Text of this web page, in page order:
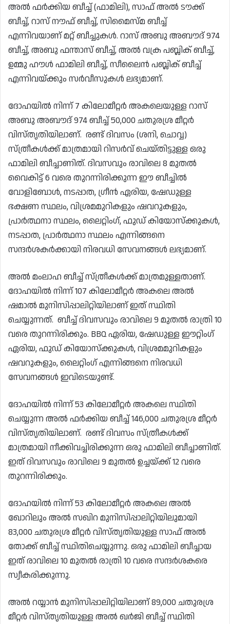
അൽ ഫർക്കിയ ബീച്ച് (ഫാമിലി), സാഫ് അൽ ടൗക്ക്
ബീച്ച്, റാസ് നൗഫ് ബീച്ച്, സിമൈസ്മ ബീച്ച്
എന്നിവയാണ് മറ്റ് ബീച്ചുകൾ. റാസ് അബു അബൗദ് 974
ബീച്ച്, അബു ഫന്താസ് ബീച്ച്, അൽ വക്ര പബ്ലിക് ബീച്ച്,
ഉമ്മു ഹൗൾ ഫാമിലി ബീച്ച്, സീലൈൻ പബ്ലിക് ബീച്ച്
എന്നിവയ്ക്കും സർവീസുകൾ ലഭ്യമാണ്.
ദോഹയിൽ നിന്ന് 7 കിലോമീറ്റർ അകലെയുള്ള റാസ്
അബു അബൗദ് 974 ബീച്ച് 50,000 ചതുരശ്ര മീറ്റർ
വിസ്തൃതിയിലാണ്. രണ്ട് ദിവസം (ശനി, ചൊവ്വ)
സ്ത്രീകൾക്ക് മാത്രമായി റിസർവ് ചെയ്തിട്ടുള്ള ഒരു
ഫാമിലി ബീച്ചാണിത്. ദിവസവും രാവിലെ 8 മുതൽ
വൈകിട്ട് 6 വരെ തുറന്നിരിക്കുന്ന ഈ ബീച്ചിൽ
വോളിബോൾ, നടപ്പാത, ഗ്രീൻ ഏരിയ, ഷേഡുള്ള
ഭക്ഷണ സ്ഥലം, വിശ്രമമുറികളും ഷവറുകളും,
പ്രാർത്ഥനാ സ്ഥലം, ലൈറ്റിംഗ്, ഫുഡ് കിയോസ്‌ക്കുകൾ,
നടപ്പാത, പ്രാർത്ഥനാ സ്ഥലം എന്നിങ്ങനെ
സന്ദർശകർക്കായി നിരവധി സേവനങ്ങൾ ലഭ്യമാണ്.
അൽ മംലാഹ ബീച്ച് സ്ത്രീകൾക്ക് മാത്രമുള്ളതാണ്.
ദോഹയിൽ നിന്ന് 107 കിലോമീറ്റർ അകലെ അൽ
ഷമാൽ മുനിസിപ്പാലിറ്റിയിലാണ് ഇത് സ്ഥിതി
ചെയ്യുന്നത്. ബീച്ച് ദിവസവും രാവിലെ 9 മുതൽ രാത്രി 10
വരെ തുറന്നിരിക്കും. BBQ ഏരിയ, ഷേഡുള്ള ഈറ്റിംഗ്
ഏരിയ, ഫുഡ് കിയോസ്‌ക്കുകൾ, വിശ്രമമുറികളും
ഷവറുകളും, ലൈറ്റിംഗ് എന്നിങ്ങനെ നിരവധി
സേവനങ്ങൾ ഇവിടെയുണ്ട്.
ദോഹയിൽ നിന്ന് 53 കിലോമീറ്റർ അകലെ സ്ഥിതി
ചെയ്യുന്ന അൽ ഫർക്കിയ ബീച്ച് 146,000 ചതുരശ്ര മീറ്റർ
വിസ്തൃതിയിലാണ്. രണ്ട് ദിവസം സ്ത്രീകൾക്ക്
മാത്രമായി നീക്കിവച്ചിരിക്കുന്ന ഒരു ഫാമിലി ബീച്ചാണിത്.
ഇത് ദിവസവും രാവിലെ 9 മുതൽ ഉച്ചയ്ക്ക് 12 വരെ
തുറന്നിരിക്കും.
ദോഹയിൽ നിന്ന് 53 കിലോമീറ്റർ അകലെ അൽ
ഖോറിലും അൽ സഖിറ മുനിസിപ്പാലിറ്റിയിലുമായി
83,000 ചതുരശ്ര മീറ്റർ വിസ്തൃതിയുള്ള സാഫ് അൽ
തോക്ക് ബീച്ച് സ്ഥിതിചെയ്യുന്നു. ഒരു ഫാമിലി ബീച്ചായ
ഇത് രാവിലെ 10 മുതൽ രാത്രി 10 വരെ സന്ദർശകരെ
സ്വീകരിക്കുന്നു.
അൽ റയ്യാൻ മുനിസിപ്പാലിറ്റിയിലാണ് 89,000 ചതുരശ്ര
മീറ്റർ വിസ്തൃതിയുള്ള അൽ ഖർജി ബീച്ച് സ്ഥിതി